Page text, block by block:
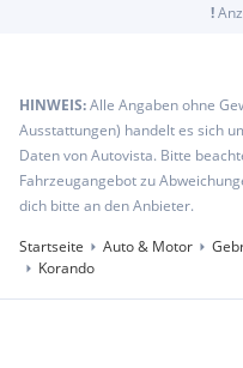
!
HINWEIS:Alle Angaben ohne
Ausstattungen) handelt es sich
Daten von Autovista. Bitte
Fahrzeugangebot zu
dich bitte an den Anbieter.
Startseite
Auto & Motor
Korando